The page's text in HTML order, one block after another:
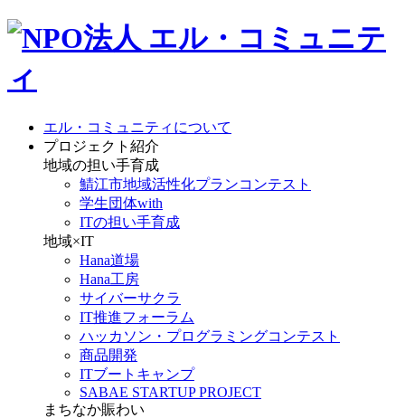
エル・コミュニティについて
プロジェクト紹介
地域の担い手育成
鯖江市地域活性化プランコンテスト
学生団体with
ITの担い手育成
地域×IT
Hana道場
Hana工房
サイバーサクラ
IT推進フォーラム
ハッカソン・プログラミングコンテスト
商品開発
ITブートキャンプ
SABAE STARTUP PROJECT
まちなか賑わい